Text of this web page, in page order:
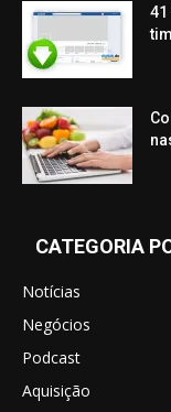
CATEGORIA
Notícias
Negócios
Podcast
Aquisição